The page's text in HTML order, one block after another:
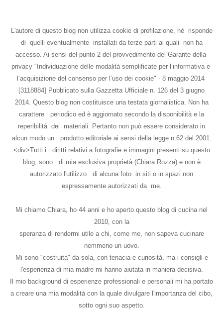
L'autore di questo blog non utilizza cookie di profilazione, né risponde
di quelli eventualmente installati da terze parti ai quali non ha
accesso. Ai sensi del punto 2 del provvedimento del Garante della
privacy "Individuazione delle modalità semplificate per l’informativa e
l’acquisizione del consenso per l’uso dei cookie" - 8 maggio 2014
[3118884] Pubblicato sulla Gazzetta Ufficiale n. 126 del 3 giugno
2014. Questo blog non costituisce una testata giornalistica. Non ha
carattere periodico ed è aggiornato secondo la disponibilità e la
reperibilità dei materiali. Pertanto non può essere considerato in
alcun modo un prodotto editoriale ai sensi della legge n.62 del 2001.
<div>Tutti i diritti relativi a fotografie e immagini presenti su questo
blog, sono di mia esclusiva proprietà (Chiara Rozza) e non è
autorizzato l'utilizzo di alcuna foto in siti o in spazi non
espressamente autorizzati da me.
Mi chiamo Chiara, ho 44 anni e ho aperto questo blog di cucina nel
2010, con la
speranza di rendermi utile a chi, come me, non sapeva cucinare
nemmeno un uovo.
Mi sono "costruita" da sola, con tenacia e curiosità, ma i consigli e
l'esperienza di mia madre mi hanno aiutata in maniera decisiva.
Il mio background di esperienze professionali e personali mi ha portato
a creare una mia modalità con la quale divulgare l'importanza del cibo,
sotto ogni suo aspetto.